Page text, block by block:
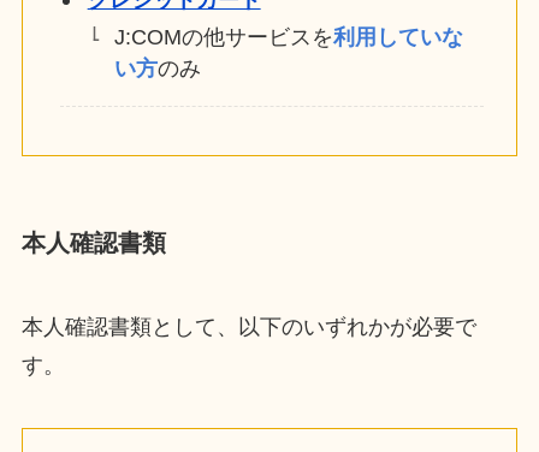
J:COMの他サービスを利用していな
い方のみ
本人確認書類
本人確認書類として、以下のいずれかが必要で
す。